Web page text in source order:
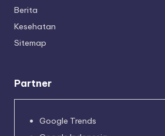
Berita
Kesehatan
Sitemap
Partner
Google Trends